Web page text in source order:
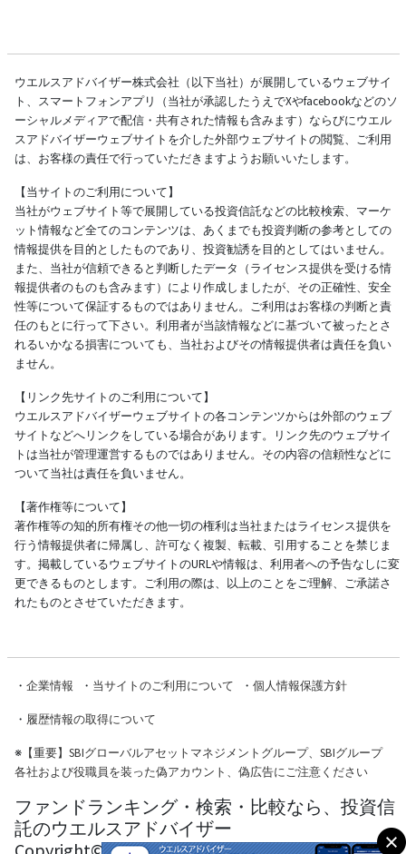
ウエルスアドバイザー株式会社（以下当社）が展開しているウェブサイ
ト、スマートフォンアプリ（当社が承認したうえでXやfacebookなどのソ
ーシャルメディアで配信・共有された情報も含みます）ならびにウエル
スアドバイザーウェブサイトを介した外部ウェブサイトの閲覧、ご利用
は、お客様の責任で行っていただきますようお願いいたします。
【当サイトのご利用について】
当社がウェブサイト等で展開している投資信託などの比較検索、マーケ
ット情報など全てのコンテンツは、あくまでも投資判断の参考としての
情報提供を目的としたものであり、投資勧誘を目的としてはいません。
また、当社が信頼できると判断したデータ（ライセンス提供を受ける情
報提供者のものも含みます）により作成しましたが、その正確性、安全
性等について保証するものではありません。ご利用はお客様の判断と責
任のもとに行って下さい。利用者が当該情報などに基づいて被ったとさ
れるいかなる損害についても、当社およびその情報提供者は責任を負い
ません。
【リンク先サイトのご利用について】
ウエルスアドバイザーウェブサイトの各コンテンツからは外部のウェブ
サイトなどへリンクをしている場合があります。リンク先のウェブサイ
トは当社が管理運営するものではありません。その内容の信頼性などに
ついて当社は責任を負いません。
【著作権等について】
著作権等の知的所有権その他一切の権利は当社またはライセンス提供を
行う情報提供者に帰属し、許可なく複製、転載、引用することを禁じま
す。掲載しているウェブサイトのURLや情報は、利用者への予告なしに変
更できるものとします。ご利用の際は、以上のことをご理解、ご承諾さ
れたものとさせていただきます。
・ 企業情報 ・ 当サイトのご利用について ・ 個人情報保護方針
・ 履歴情報の取得について
※【重要】SBIグローバルアセットマネジメントグループ、SBIグループ
各社および役職員を装った偽アカウント、偽広告にご注意ください
ファンドランキング・検索・比較なら、投資信
託のウエルスアドバイザー